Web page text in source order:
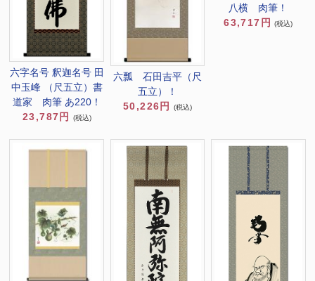
六字名号 釈迦名号 田
中玉峰 （尺五立）書
道家 肉筆 あ220！
23,787円
(税込)
六瓢 石田吉平（尺
五立）！
50,226円
(税込)
八横 肉筆！
63,717円
(税込)